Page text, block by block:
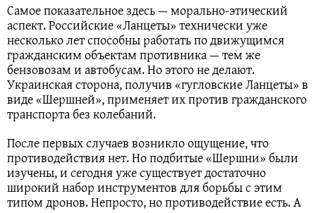
Самое показательное здесь — морально-этический
аспект. Российские «Ланцеты» технически уже
несколько лет способны работать по движущимся
гражданским объектам противника — тем же
бензовозам и автобусам. Но этого не делают.
Украинская сторона, получив «гугловские Ланцеты» в
виде «Шершней», применяет их против гражданского
транспорта без колебаний.
После первых случаев возникло ощущение, что
противодействия нет. Но подбитые «Шершни» были
изучены, и сегодня уже существует достаточно
широкий набор инструментов для борьбы с этим
типом дронов. Непросто, но противодействие есть. А